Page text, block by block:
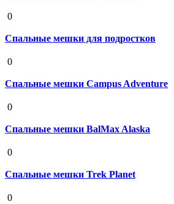
0
Спальные мешки для подростков
0
Спальные мешки Campus Adventure
0
Спальные мешки BalMax Alaska
0
Спальные мешки Trek Planet
0